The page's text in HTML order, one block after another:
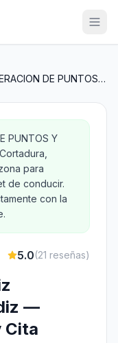
A/E ALOHA. RECUPERACION DE PUNTOS Y PERMISO DE CONDUCIR
PUNTOS Y
para
de conducir.
con la
5.0(21 reseñas)
—
Cita